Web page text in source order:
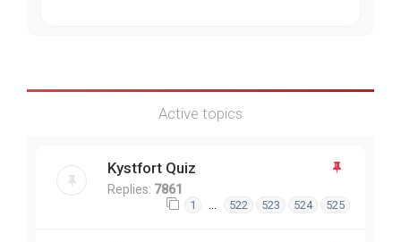
Active topics
Kystfort Quiz
Replies: 7861
1 … 522 523 524 525